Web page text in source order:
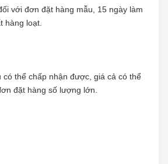
với đơn đặt hàng mẫu, 15 ngày làm
hàng loạt.
có thể chấp nhận được, giá cả có thể
đặt hàng số lượng lớn.